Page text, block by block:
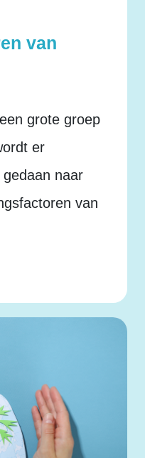
van
grote groep
er
naar
van